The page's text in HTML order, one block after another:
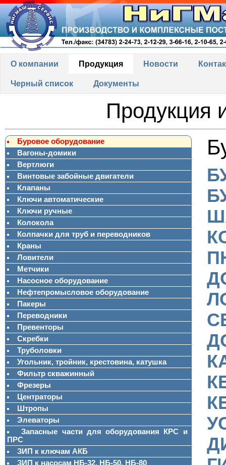
О компании Продукция Новости
Черный список Документы
Продукция
Буровое оборудование
Вагоны-домики
Вертлюги
Винтовые забойные двигатели
Клапаны
Ключи автоматические
Ключи ручные
Колокола
Колпачки для труб и переводников
Краны
Ловители
Метчики
Насосное оборудование
Нефтепромысловое оборудование
Пакеры
Переводники
Превенторы
Скребки
Труболовки
Угольник, тройник, крестовина, катушка
Фильтр скважинный
Фрезеры
Центраторы
Штропы
Элеваторы
Запасные части для оборудования КРС и
ПРС
ЗИП к ключам АКБ
ЗИП к насосам НБ-32, НБ-50, НБ-80